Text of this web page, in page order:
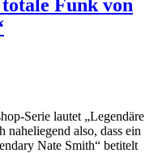
Funk von
Serie lautet „Legendäre
also, dass ein
Nate Smith“ betitelt